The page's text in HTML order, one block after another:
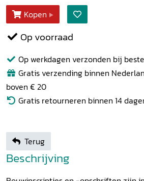
Kopen
Op voorraad
Op werkdagen verzonden bij
Gratis verzending binnen
boven € 20
Gratis retourneren binnen 14
Terug
Beschrijving